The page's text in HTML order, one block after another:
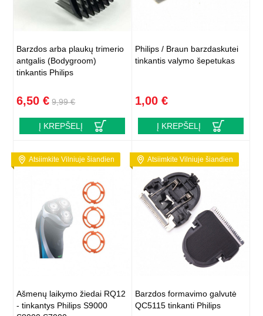
Barzdos arba plaukų trimerio
antgalis (Bodygroom)
tinkantis Philips
6,50 € 9,99 €
Į KREPŠELĮ
Philips / Braun barzdaskutei
tinkantis valymo šepetukas
1,00 €
Į KREPŠELĮ
Atsiimkite Vilniuje šiandien
Ašmenų laikymo žiedai RQ12
- tinkantys Philips S9000
Atsiimkite Vilniuje šiandien
Barzdos formavimo galvutė
QC5115 tinkanti Philips